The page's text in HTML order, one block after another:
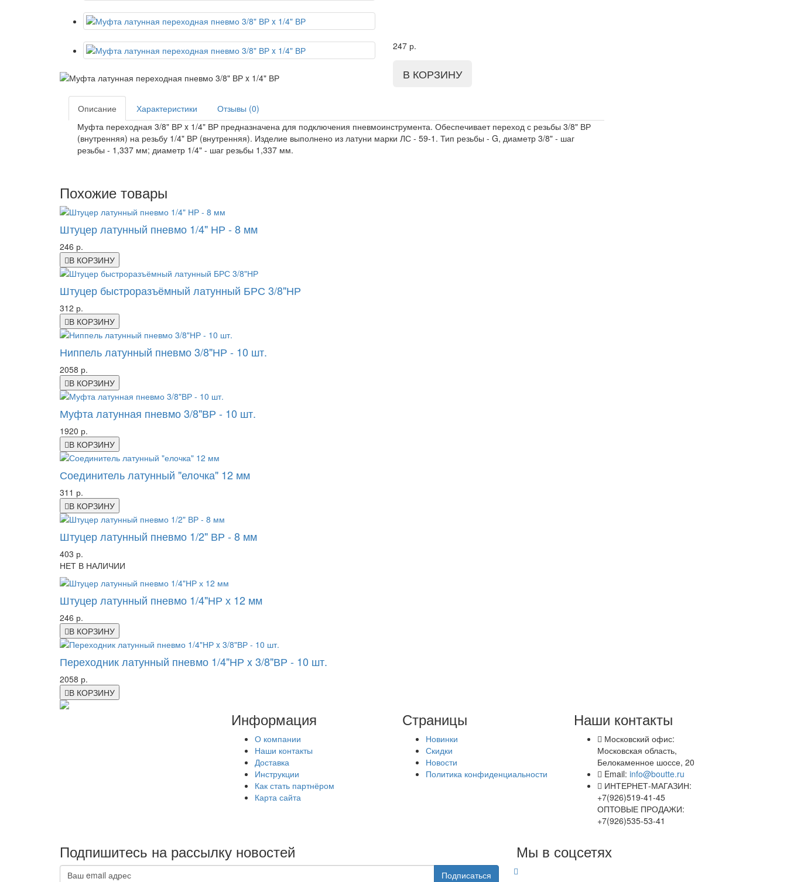
247 р.
Описание Характеристики
Отзывы (0)
Муфта переходная 3/8" ВР x 1/4" ВР предназначена для подключения пневмоинструмента. Обеспечивает переход с резьбы 3/8" ВР
(внутренняя) на резьбу 1/4" ВР (внутренняя). Изделие выполнено из латуни марки ЛС - 59-1. Тип резьбы - G, диаметр 3/8" - шаг
резьбы - 1,337 мм; диаметр 1/4" - шаг резьбы 1,337 мм.
Похожие товары
Штуцер латунный пневмо 1/4" НР - 8 мм
246 р.
В КОРЗИНУ
Штуцер быстроразъёмный латунный БРС 3/8"НР
312 р.
В КОРЗИНУ
Ниппель латунный пневмо 3/8"НР - 10 шт.
2058 р.
В КОРЗИНУ
Муфта латунная пневмо 3/8"ВР - 10 шт.
1920 р.
В КОРЗИНУ
Соединитель латунный "елочка" 12 мм
311 р.
В КОРЗИНУ
Штуцер латунный пневмо 1/2" ВР - 8 мм
403 р.
НЕТ В НАЛИЧИИ
Штуцер латунный пневмо 1/4"НР х 12 мм
246 р.
В КОРЗИНУ
Переходник латунный пневмо 1/4"НР x 3/8"ВР - 10 шт.
2058 р.
В КОРЗИНУ
Информация
О компании
Наши контакты
Доставка
Инструкции
Как стать партнёром
Карта сайта
Страницы
Новинки
Скидки
Новости
Политика конфиденциальности
Наши контакты
Московский офис:
Московская область,
Белокаменное шоссе, 20
Email: info@boutte.ru
ИНТЕРНЕТ-МАГАЗИН:
+7(926)519-41-45
ОПТОВЫЕ ПРОДАЖИ:
+7(926)535-53-41
Подпишитесь на рассылку новостей
Подписаться
Мы в соцсетях